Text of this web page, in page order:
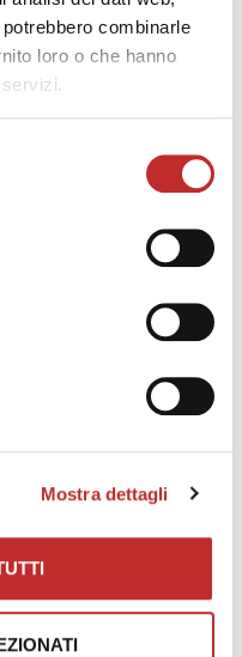
combinarle
loro o che hanno
Mostra dettagli